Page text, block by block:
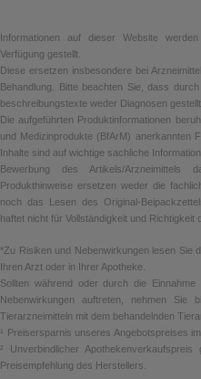
Informationen auf dieser Website
Verfügung gestellt.
Diese ersetzen insbesondere bei
Behandlung. Bitte beachten Sie, dass
beschreibungstexte weder Diagnosen
Die aufgeführten Produktinformationen
und Medizinprodukte (BfArM) anerkannten
Inhalte sind auf wichtige sachliche
Bewerbung des Artikels/
Produkthinweise ersetzen weder die
noch das Lesen des Original-
haftet nicht für Vollständigkeit und Richtigkeit
*Zu Risiken und Nebenwirkungen lesen Sie
Ihren Arzt oder in Ihrer Apotheke.
Sollten während oder durch die
Nebenwirkungen auftreten, nehmen
Tierarzneimitteln mit dem behandelnden
¹ Preisersparnis unseres Angebotspreises
² Unverbindlicher Apothekenverkaufspreis
Preisempfehlung des Herstellers.